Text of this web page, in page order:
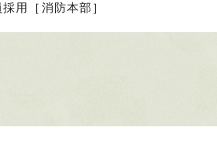
用［消防本部］